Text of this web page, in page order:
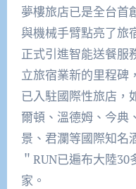
夢樓旅店已是全台首
與機械手臂點亮了旅
正式引進智能送餐服
立旅宿業新的里程碑
已入駐國際性旅店，
爾頓、溫德姆、今典
景、君瀾等國際知名
＂RUN已遍布大陸
家。